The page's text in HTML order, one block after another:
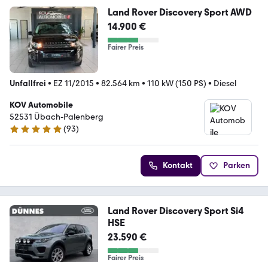
Land Rover Discovery Sport AWD
14.900 €
Fairer Preis
Unfallfrei • EZ 11/2015 • 82.564 km • 110 kW (150 PS) • Diesel
KOV Automobile
52531 Übach-Palenberg
4.8 Sterne
(93)
Kontakt Parken
Land Rover Discovery Sport Si4
HSE
23.590 €
Fairer Preis